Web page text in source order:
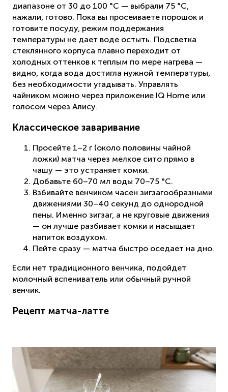
диапазоне от 30 до 100 °C — выбрали 75 °C,
нажали, готово. Пока вы просеиваете порошок и
готовите посуду, режим поддержания
температуры не дает воде остыть. Подсветка
стеклянного корпуса плавно переходит от
холодных оттенков к теплым по мере нагрева —
видно, когда вода достигла нужной температуры,
без необходимости угадывать. Управлять
чайником можно через приложение IQ Home или
голосом через Алису.
Классическое заваривание
Просейте 1–2 г (около половины чайной
ложки) матча через мелкое сито прямо в
чашу — это устраняет комки.
Добавьте 60–70 мл воды 70–75 °C.
Взбивайте венчиком часен зигзагообразными
движениями 30–40 секунд до однородной
пены. Именно зигзаг, а не круговые движения
— он лучше разбивает комки и насыщает
напиток воздухом.
Пейте сразу — матча быстро оседает на дно.
Если нет традиционного венчика, подойдет
молочный вспениватель или обычный ручной
венчик.
Рецепт матча-латте